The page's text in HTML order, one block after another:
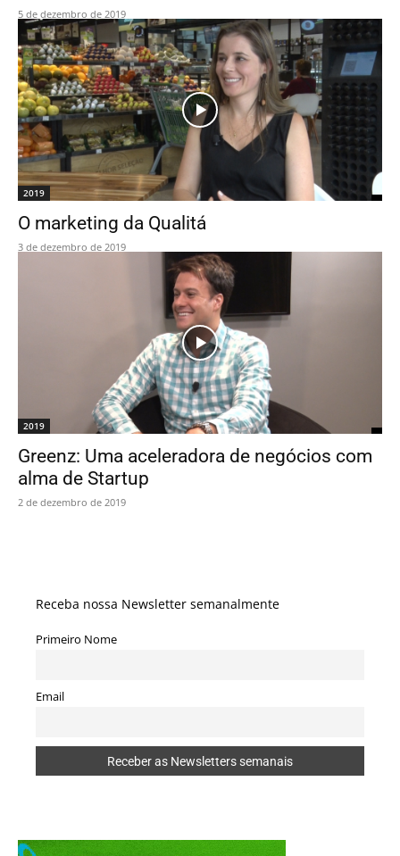
5 de dezembro de 2019
2019
O marketing da Qualitá
3 de dezembro de 2019
2019
Greenz: Uma aceleradora de negócios com
alma de Startup
2 de dezembro de 2019
Receba nossa Newsletter semanalmente
Primeiro Nome
Email